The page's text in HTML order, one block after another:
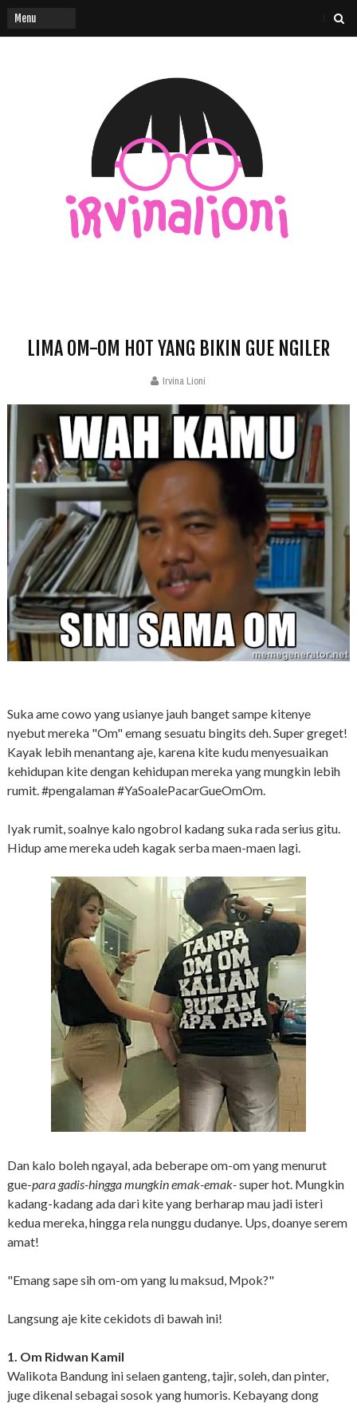
LIMA OM-OM HOT YANG BIKIN GUE NGILER
Irvina Lioni
Suka ame cowo yang usianye jauh banget sampe kitenye
nyebut mereka "Om" emang sesuatu bingits deh. Super greget!
Kayak lebih menantang aje, karena kite kudu menyesuaikan
kehidupan kite dengan kehidupan mereka yang mungkin lebih
rumit. #pengalaman #YaSoalePacarGueOmOm.
Iyak rumit, soalnye kalo ngobrol kadang suka rada serius gitu.
Hidup ame mereka udeh kagak serba maen-maen lagi.
Dan kalo boleh ngayal, ada beberape om-om yang menurut
gue-para gadis-hingga mungkin emak-emak-super hot. Mungkin
kadang-kadang ada dari kite yang berharap mau jadi isteri
kedua mereka, hingga rela nunggu dudanye. Ups, doanye serem
amat!
"Emang sape sih om-om yang lu maksud, Mpok?"
Langsung aje kite cekidots di bawah ini!
1. Om Ridwan Kamil
Walikota Bandung ini selaen ganteng, tajir, soleh, dan pinter,
juge dikenal sebagai sosok yang humoris. Kebayang dong